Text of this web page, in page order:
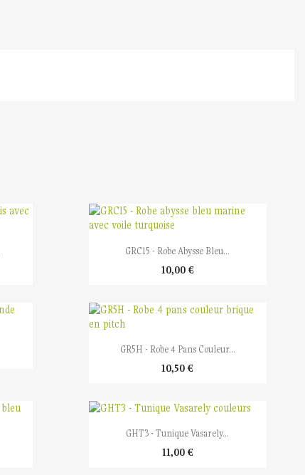
 Aperçu rapide
GRC15 - Robe Abysse Bleu...
10,00 €
 Aperçu rapide
GR5H - Robe 4 Pans Couleur...
10,50 €
 Aperçu rapide
GHT3 - Tunique Vasarely...
11,00 €